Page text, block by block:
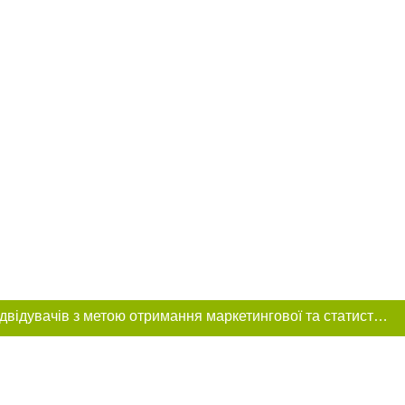
Цей сайт використовує «cookies». Також веб-сайт використовує інтернет-сервіс для збору технічних даних стосовно відвідувачів з метою отримання маркетингової та статистичної інформації. Умови обробки даних відвідувачів сайту див.